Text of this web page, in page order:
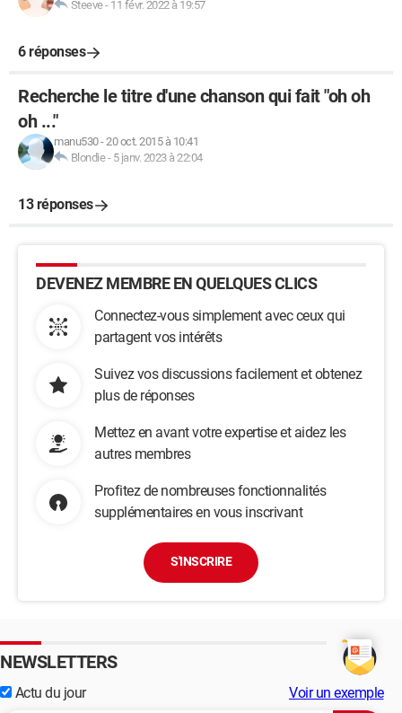
Steeve- 11 févr. 2022 à 19:57
6 réponses
Recherche le titre d'une chanson qui fait "oh oh
oh ..."
manu530-20 oct. 2015 à 10:41
Blondie- 5 janv. 2023 à 22:04
13 réponses
DEVENEZ MEMBRE EN QUELQUES CLICS
Connectez-vous simplement avec ceux qui
partagent vos intérêts
Suivez vos discussions facilement et obtenez
plus de réponses
Mettez en avant votre expertise et aidez les
autres membres
Profitez de nombreuses fonctionnalités
supplémentaires en vous inscrivant
S'INSCRIRE
NEWSLETTERS
Actu du jour Voir un exemple